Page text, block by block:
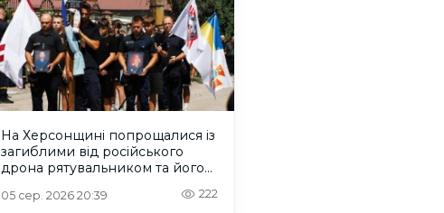
На Херсонщині попрощалися із
загиблими від російського
дрона рятувальником та його
05 сер. 2026 20:39 222